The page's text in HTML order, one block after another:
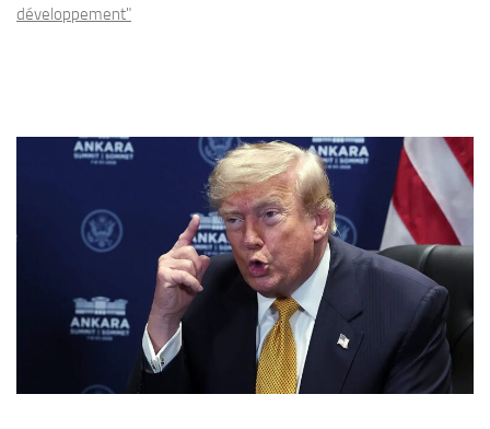
développement"